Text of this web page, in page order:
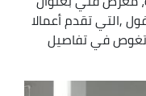
,التي تقدم أعمالا
في تفاصيل